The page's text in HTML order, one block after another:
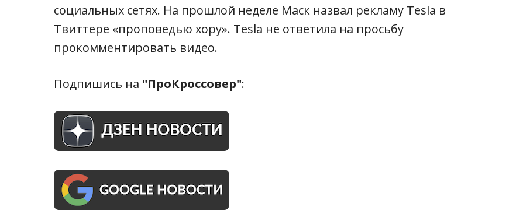
социальных сетях. На прошлой неделе Маск назвал рекламу Tesla в
Твиттере «проповедью хору». Tesla не ответила на просьбу
прокомментировать видео.
Подпишись на "ПроКроссовер":